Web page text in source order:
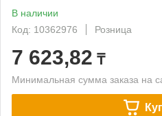
В наличии
Код: 10362976
Розница
7 623,82 ₸
Минимальная сумма заказа на